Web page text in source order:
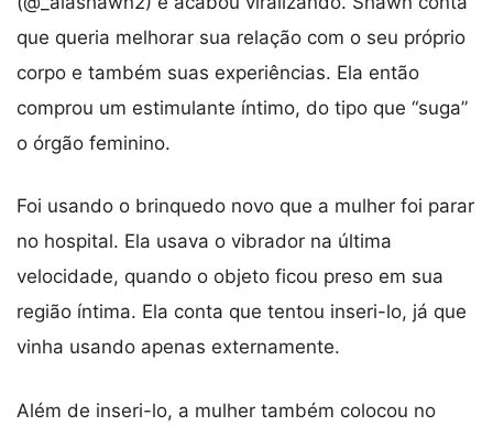
que queria melhorar sua relação com o seu próprio
corpo e também suas experiências. Ela então
comprou um estimulante íntimo, do tipo que “suga”
o órgão feminino.
Foi usando o brinquedo novo que a mulher foi parar
no hospital. Ela usava o vibrador na última
velocidade, quando o objeto ficou preso em sua
região íntima. Ela conta que tentou inseri-lo, já que
vinha usando apenas externamente.
Além de inseri-lo, a mulher também colocou no